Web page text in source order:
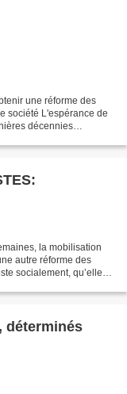
une réforme des
société L'espérance de
décennies
la mobilisation
autre réforme des
socialement, qu’elle
déterminés